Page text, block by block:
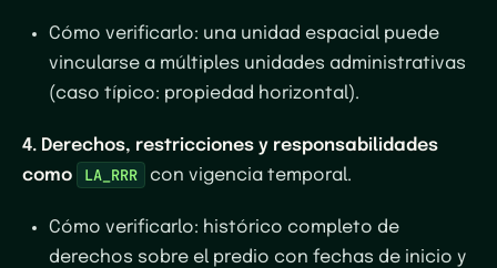
Cómo verificarlo: una unidad espacial puede
vincularse a múltiples unidades administrativas
(caso típico: propiedad horizontal).
4. Derechos, restricciones y responsabilidades
como
LA_RRR con vigencia temporal.
Cómo verificarlo: histórico completo de
derechos sobre el predio con fechas de inicio y